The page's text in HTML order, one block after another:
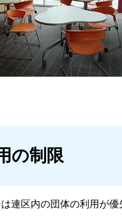
の制限
連区内の団体の利用が